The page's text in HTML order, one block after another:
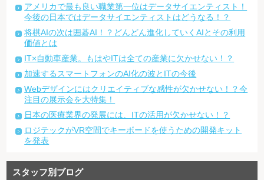
アメリカで最も良い職業第一位はデータサイエンティスト！
今後の日本ではデータサイエンティストはどうなる！？
将棋AIの次は囲碁AI！？どんどん進化していくAIとその利用
価値とは
IT×自動車産業。もはやITは全ての産業に欠かせない！？
加速するスマートフォンのAI化の波とITの今後
Webデザインにはクリエイティブな感性が欠かせない！？今
注目の展示会を大特集！
日本の医療業界の発展には、ITの活用が欠かせない！？
ロジテックがVR空間でキーボードを使うための開発キット
を発表
スタッフ別ブログ